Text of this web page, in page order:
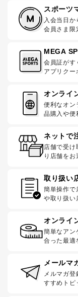
スポーツ
入会当日か
会員さま限
MEGA
会員証がす
アプリクー
オンライ
便利なオン
品購入や便
ネットで
店舗で受
り店舗をお
取り扱い
簡単操作で
や取り扱い
オンライ
簡単なアン
合った最適
メールマ
メルマガ
すすめトピ